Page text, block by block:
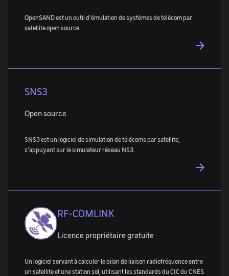
OpenSAND est un outil d'émulation de systèmes de télécom par
satellite open source.
SNS3
Open source
SNS3 est un logiciel de simulation de télécoms par satellite,
s'appuyant sur le simulateur réseau NS3.
RF-COMLINK
Licence propriétaire gratuite
Un logiciel servant à calculer le bilan de liaison radiofréquence entre
un satellite et une station sol, utilisant les standards du CIC du CNES